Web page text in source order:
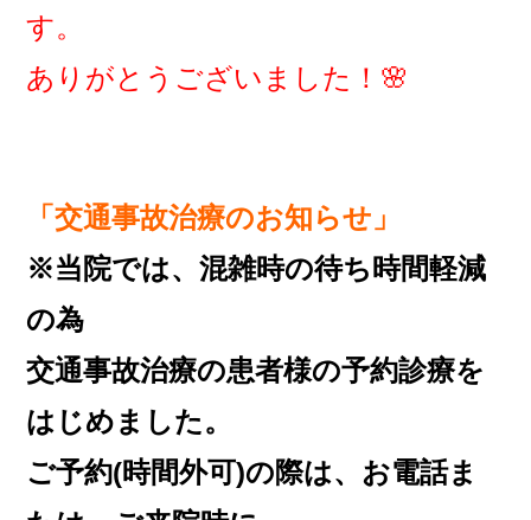
す。
ありがとうございました！🌸
「交通事故治療のお知らせ」
※当院では、混雑時の待ち時間軽減
の為
交通事故治療の患者様の予約診療を
はじめました。
ご予約(時間外可)の際は、お電話ま